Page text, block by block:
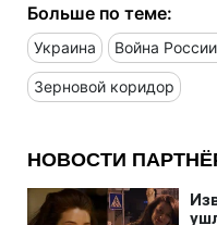
Больше по теме:
Украина Война
Зерновой коридор